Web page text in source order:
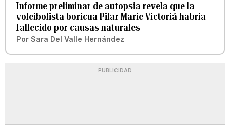
Informe preliminar de autopsia revela que la
voleibolista boricua Pilar Marie Victoriá habría
fallecido por causas naturales
Por Sara Del Valle Hernández
PUBLICIDAD